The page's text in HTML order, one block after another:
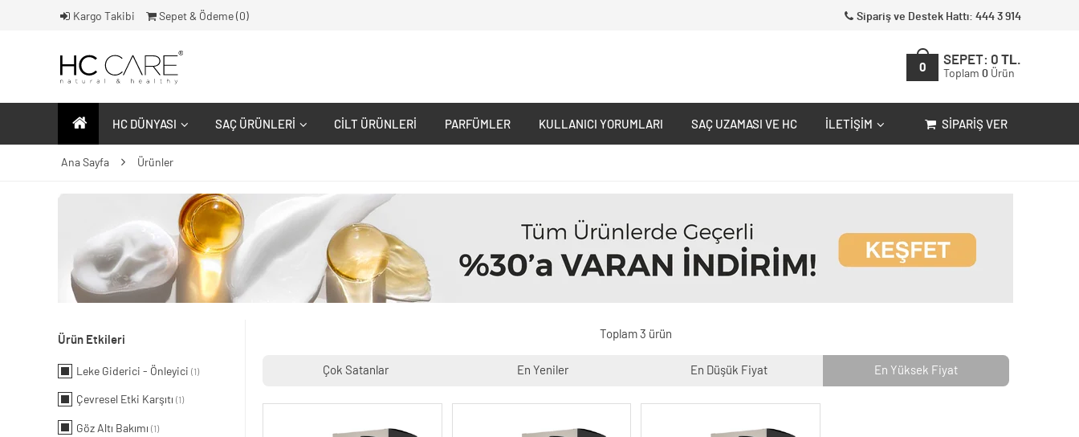
Kargo Takibi Sepet & Ödeme ( 0) Sipariş ve Destek Hattı: 444 3 914
0
SEPET: 0 TL.
Toplam 0 Ürün
HC DÜNYASI SAÇ ÜRÜNLERI CILT ÜRÜNLERI PARFÜMLER KULLANICI YORUMLARI SAÇ UZAMASI VE HC İLETIŞIM SIPARIŞ VER
Ana Sayfa Ürünler
Ürün Etkileri
Leke Giderici - Önleyici (1)
Çevresel Etki Karşıtı (1)
Göz Altı Bakımı (1)
Toplam 3 ürün
Çok Satanlar En Yeniler En Düşük Fiyat En Yüksek Fiyat